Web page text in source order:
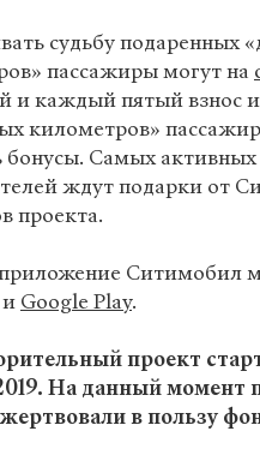
судьбу подаренных
пассажиры могут на
и каждый пятый взнос
километров»
бонусы. Самых активных
ждут подарки от
проекта.
Ситимобил
и Google Play.
проект
На данный момент
в пользу